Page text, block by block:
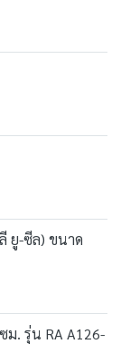
ยู-ซีล) ขนาด
. รุ่น RA A126-